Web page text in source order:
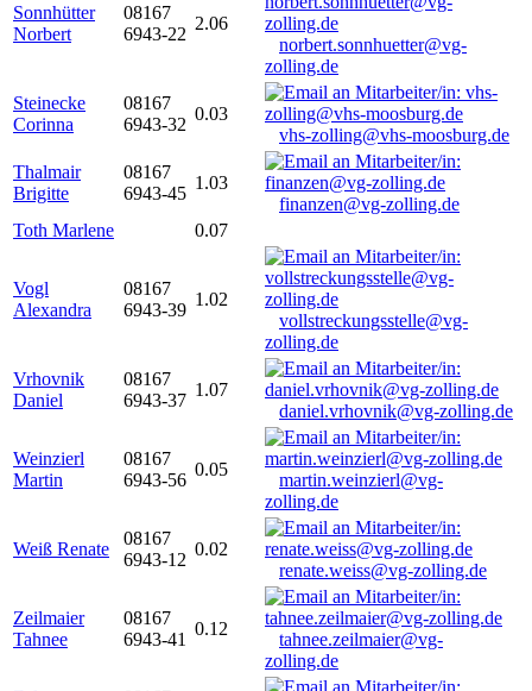
Sonnhütter
Norbert
08167
6943-22
2.06
norbert.sonnhuetter@vg-
zolling.de
Steinecke
Corinna
08167
6943-32
0.03
vhs-zolling@vhs-moosburg.de
Thalmair
Brigitte
08167
6943-45
1.03
finanzen@vg-zolling.de
Toth Marlene
0.07
Vogl
Alexandra
08167
6943-39
1.02
vollstreckungsstelle@vg-
zolling.de
Vrhovnik
Daniel
08167
6943-37
1.07
daniel.vrhovnik@vg-zolling.de
Weinzierl
Martin
08167
6943-56
0.05
martin.weinzierl@vg-
zolling.de
Weiß Renate
08167
6943-12
0.02
renate.weiss@vg-zolling.de
Zeilmaier
Tahnee
08167
6943-41
0.12
tahnee.zeilmaier@vg-
zolling.de